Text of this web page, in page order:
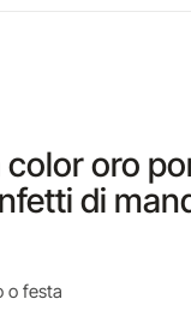
oro
di
o festa